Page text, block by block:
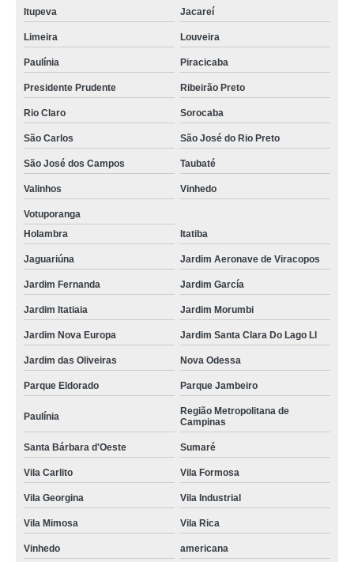
Itupeva Jacareí
Limeira Louveira
Paulínia Piracicaba
Presidente Prudente Ribeirão Preto
Rio Claro Sorocaba
São Carlos São José do Rio Preto
São José dos Campos Taubaté
Valinhos Vinhedo
Votuporanga
Holambra
Itatiba
Jaguariúna Jardim Aeronave de Viracopos
Jardim Fernanda Jardim García
Jardim Itatiaia Jardim Morumbi
Jardim Nova Europa Jardim Santa Clara Do Lago Ll
Jardim das Oliveiras Nova Odessa
Parque Eldorado Parque Jambeiro
Paulínia
Região Metropolitana de
Campinas
Santa Bárbara d'Oeste Sumaré
Vila Carlito Vila Formosa
Vila Georgina Vila Industrial
Vila Mimosa Vila Rica
Vinhedo
americana